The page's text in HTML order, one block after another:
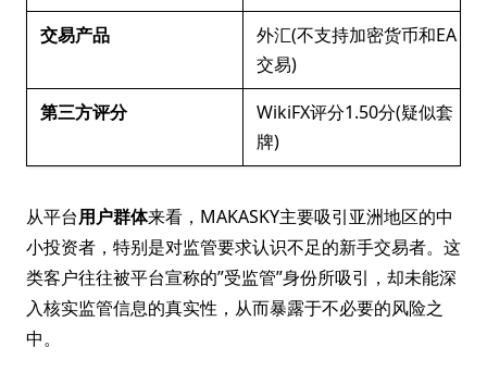
交易产品
外汇(不支持加密货币和EA
交易)
第三方评分
WikiFX评分1.50分(疑似套
牌)
从平台用户群体来看，MAKASKY主要吸引亚洲地区的中
小投资者，特别是对监管要求认识不足的新手交易者。这
类客户往往被平台宣称的”受监管”身份所吸引，却未能深
入核实监管信息的真实性，从而暴露于不必要的风险之
中。